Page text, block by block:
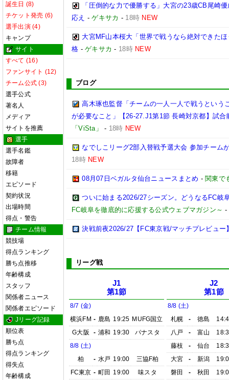
誕生日 (8)
チケット発売 (6)
選手出演 (4)
キャンプ
サイト
すべて (16)
ファンサイト (12)
チーム公式 (3)
選手公式
著名人
メディア
サイトを推薦
選手
選手名鑑
故障者
移籍
エピソード
契約状況
出場時間
得点・警告
チーム情報
競技場
得点ランキング
勝ち点推移
年齢構成
スタッフ
関係者ニュース
関係者エピソード
Jリーグ記録
順位表
勝ち点
得点ランキング
得失点
年齢構成
「圧倒的な力で優勝する」大宮の23歳CB尾崎
応え -ゲキサカ - 18時 NEW
大宮MF山本桜大「世界で戦うなら絶対できた
格 -ゲキサカ - 18時 NEW
ブログ
高木琢也監督「チームの一人一人で戦うという
が必要なこと」【26-27.J1第1節 長崎対京都】試合
「ViSta」
- 18時 NEW
なでしこリーグ2部入替戦予選大会 参加チーム
18時 NEW
08月07日ベガルタ仙台ニュースまとめ - 関東で
ついに始まる2026/27シーズン。どうなるFC岐
FC岐阜を徹底的に応援する公式ウェブマガジン～ -
決戦前夜2026/27【FC東京戦/マッチプレビュー
リーグ戦
J1
第1節
8/7 (金)
横浜FM - 鹿島 19:25 MUFG国立
G大阪
- 浦和 19:30
パナスタ
8/8 (土)
柏
- 水戸 19:00
三協F柏
FC東京 - 町田 19:00
味スタ
J2
第1節
8/8 (土)
札幌
- 徳島
八戸
- 富山
藤枝
- 仙台
大宮
- 新潟
磐田
- 秋田